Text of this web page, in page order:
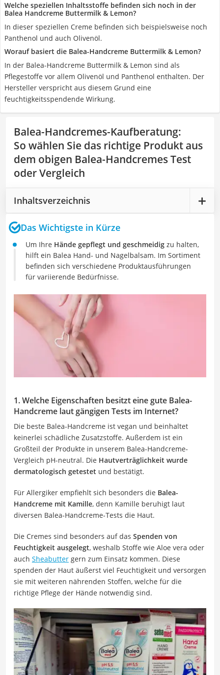
Welche speziellen Inhaltsstoffe befinden sich noch in der
Balea Handcreme Buttermilk & Lemon?
In dieser speziellen Creme befinden sich beispielsweise noch
Panthenol und auch Olivenöl.
Worauf basiert die Balea-Handcreme Buttermilk & Lemon?
In der Balea-Handcreme Buttermilk & Lemon sind als
Pflegestoffe vor allem Olivenöl und Panthenol enthalten. Der
Hersteller verspricht aus diesem Grund eine
feuchtigkeitsspendende Wirkung.
Balea-Handcremes-Kaufberatung:
So wählen Sie das richtige Produkt aus
dem obigen Balea-Handcremes Test
oder Vergleich
Inhaltsverzeichnis
Das Wichtigste in Kürze
Um Ihre Hände gepflegt und geschmeidig zu halten,
hilft ein Balea Hand- und Nagelbalsam. Im Sortiment
befinden sich verschiedene Produktausführungen
für variierende Bedürfnisse.
1. Welche Eigenschaften besitzt eine gute Balea-
Handcreme laut gängigen Tests im Internet?
Die beste Balea-Handcreme ist vegan und beinhaltet
keinerlei schädliche Zusatzstoffe. Außerdem ist ein
Großteil der Produkte in unserem Balea-Handcreme-
Vergleich pH-neutral. Die Hautverträglichkeit wurde
dermatologisch getestet und bestätigt.
Für Allergiker empfiehlt sich besonders die Balea-
Handcreme mit Kamille, denn Kamille beruhigt laut
diversen Balea-Handcreme-Tests die Haut.
Die Cremes sind besonders auf das Spenden von
Feuchtigkeit ausgelegt, weshalb Stoffe wie Aloe vera oder
auch Sheabutter gern zum Einsatz kommen. Diese
spenden der Haut äußerst viel Feuchtigkeit und versorgen
sie mit weiteren nährenden Stoffen, welche für die
richtige Pflege der Hände notwendig sind.